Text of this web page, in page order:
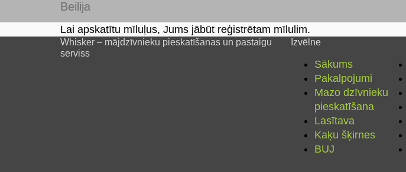
Beilija
Lai apskatītu mīluļus, Jums jābūt reģistrētam mīlulim.
Whisker – mājdzīvnieku pieskatīšanas un pastaigu
serviss
Izvēlne
Sākums
Pakalpojumi
Mazo dzīvnieku
pieskatīšana
Lasītava
Kaķu šķirnes
BUJ